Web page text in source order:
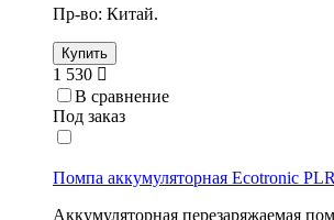
Пр-во: Китай.
Купить
1 530
В сравнение
Под заказ
Помпа аккумуляторная Ecotronic
Аккумуляторная перезаряжаемая